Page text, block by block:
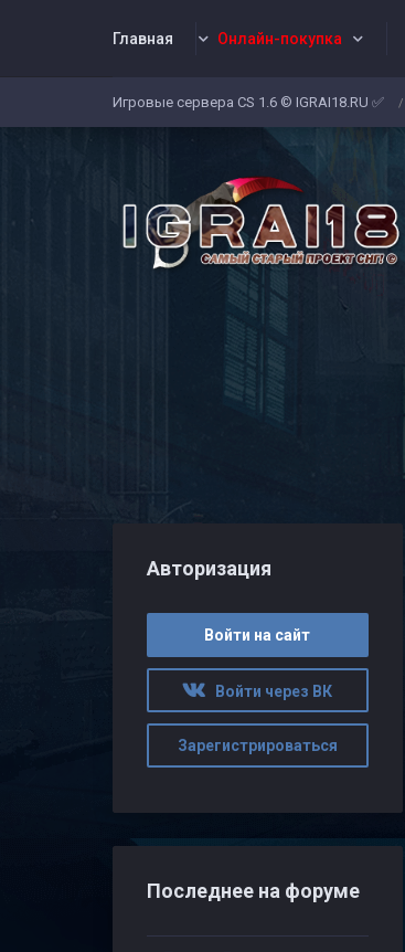
Главная Онлайн-покупка
Игровые сервера CS 1.6 © IGRAI18.RU ✅ /
Авторизация
Войти на сайт
Войти через ВК
Зарегистрироваться
Последнее на форуме